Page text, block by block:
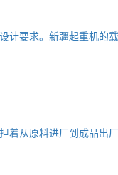
要求。新疆起重机的
从原料进厂到成品出